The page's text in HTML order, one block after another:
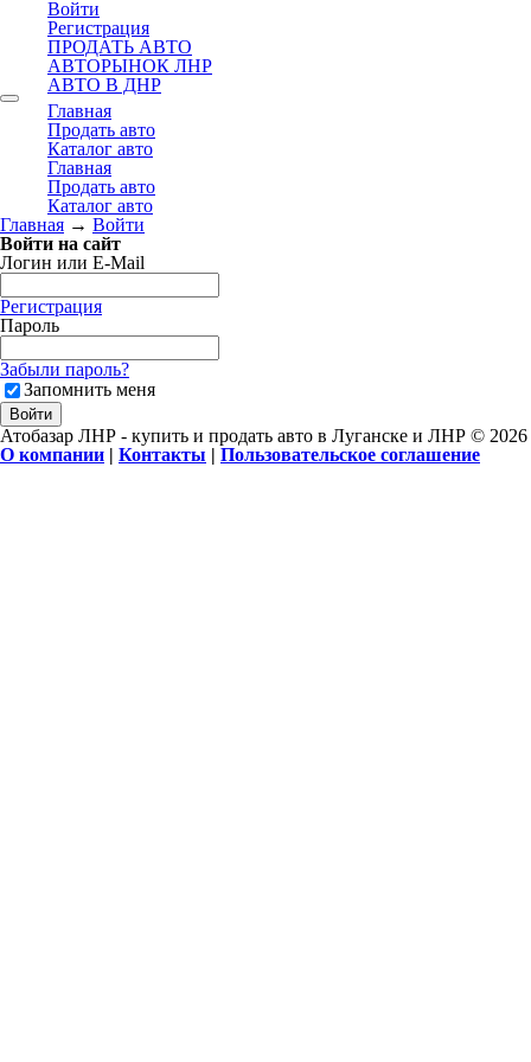
Войти
Регистрация
ПРОДАТЬ АВТО
АВТОРЫНОК ЛНР
АВТО В ДНР
Главная
Продать авто
Каталог авто
Главная
Продать авто
Каталог авто
Главная → Войти
Войти на сайт
Логин или E-Mail
Регистрация
Пароль
Забыли пароль?
Запомнить меня
Атобазар ЛНР - купить и продать авто в Луганске и ЛНР © 2026
О компании | Контакты | Пользовательское соглашение